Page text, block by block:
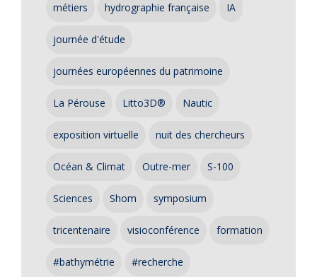
métiers hydrographie française IA
journée d'étude
journées européennes du patrimoine
La Pérouse Litto3D® Nautic
exposition virtuelle nuit des chercheurs
Océan & Climat Outre-mer S-100
Sciences Shom symposium
tricentenaire visioconférence formation
#bathymétrie #recherche